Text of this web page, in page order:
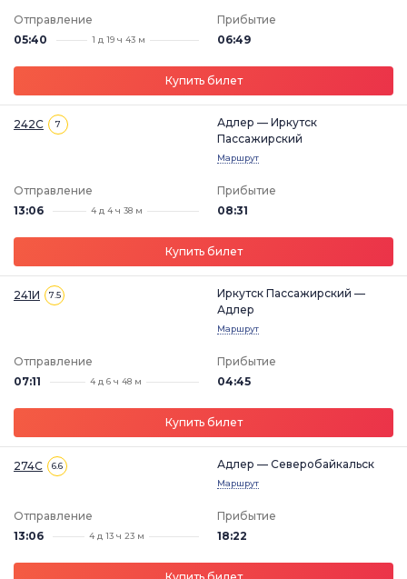
Отправление
05:40
1 д 19 ч 43 м
Прибытие
06:49
Купить билет
242С 7
Адлер — Иркутск
Пассажирский
Маршрут
Отправление
13:06
4 д 4 ч 38 м
Прибытие
08:31
Купить билет
241И 7.5
Иркутск Пассажирский —
Адлер
Маршрут
Отправление
07:11
4 д 6 ч 48 м
Прибытие
04:45
Купить билет
274С 6.6 Адлер — Северобайкальск
Маршрут
Отправление
13:06
4 д 13 ч 23 м
Прибытие
18:22